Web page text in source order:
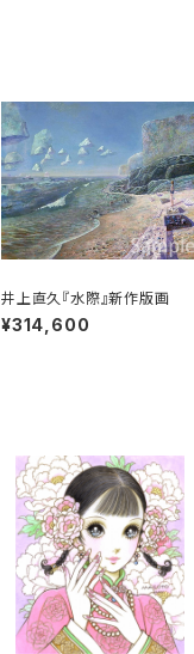
井上直久『水際』新作版画
¥314,600